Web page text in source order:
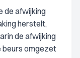
de afwijking
herstelt,
de afwijking
beurs omgezet